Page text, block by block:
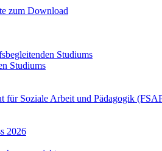
zum Download
Studiums
Studiums
für Soziale Arbeit und Pädagogik
2026